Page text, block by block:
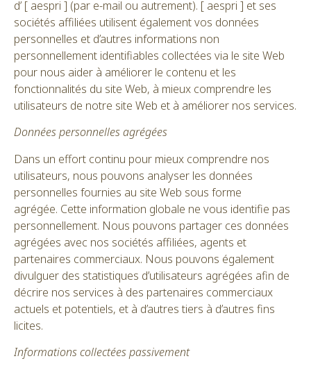
d’ [ aespri ] (par e-mail ou autrement). [ aespri ] et ses
sociétés affiliées utilisent également vos données
personnelles et d’autres informations non
personnellement identifiables collectées via le site Web
pour nous aider à améliorer le contenu et les
fonctionnalités du site Web, à mieux comprendre les
utilisateurs de notre site Web et à améliorer nos services.
Données personnelles agrégées
Dans un effort continu pour mieux comprendre nos
utilisateurs, nous pouvons analyser les données
personnelles fournies au site Web sous forme
agrégée. Cette information globale ne vous identifie pas
personnellement. Nous pouvons partager ces données
agrégées avec nos sociétés affiliées, agents et
partenaires commerciaux. Nous pouvons également
divulguer des statistiques d’utilisateurs agrégées afin de
décrire nos services à des partenaires commerciaux
actuels et potentiels, et à d’autres tiers à d’autres fins
licites.
Informations collectées passivement